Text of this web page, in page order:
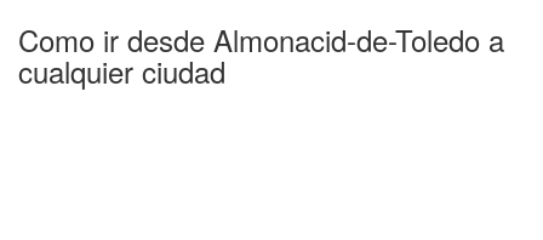
Como ir desde Almonacid-de-Toledo a
cualquier ciudad